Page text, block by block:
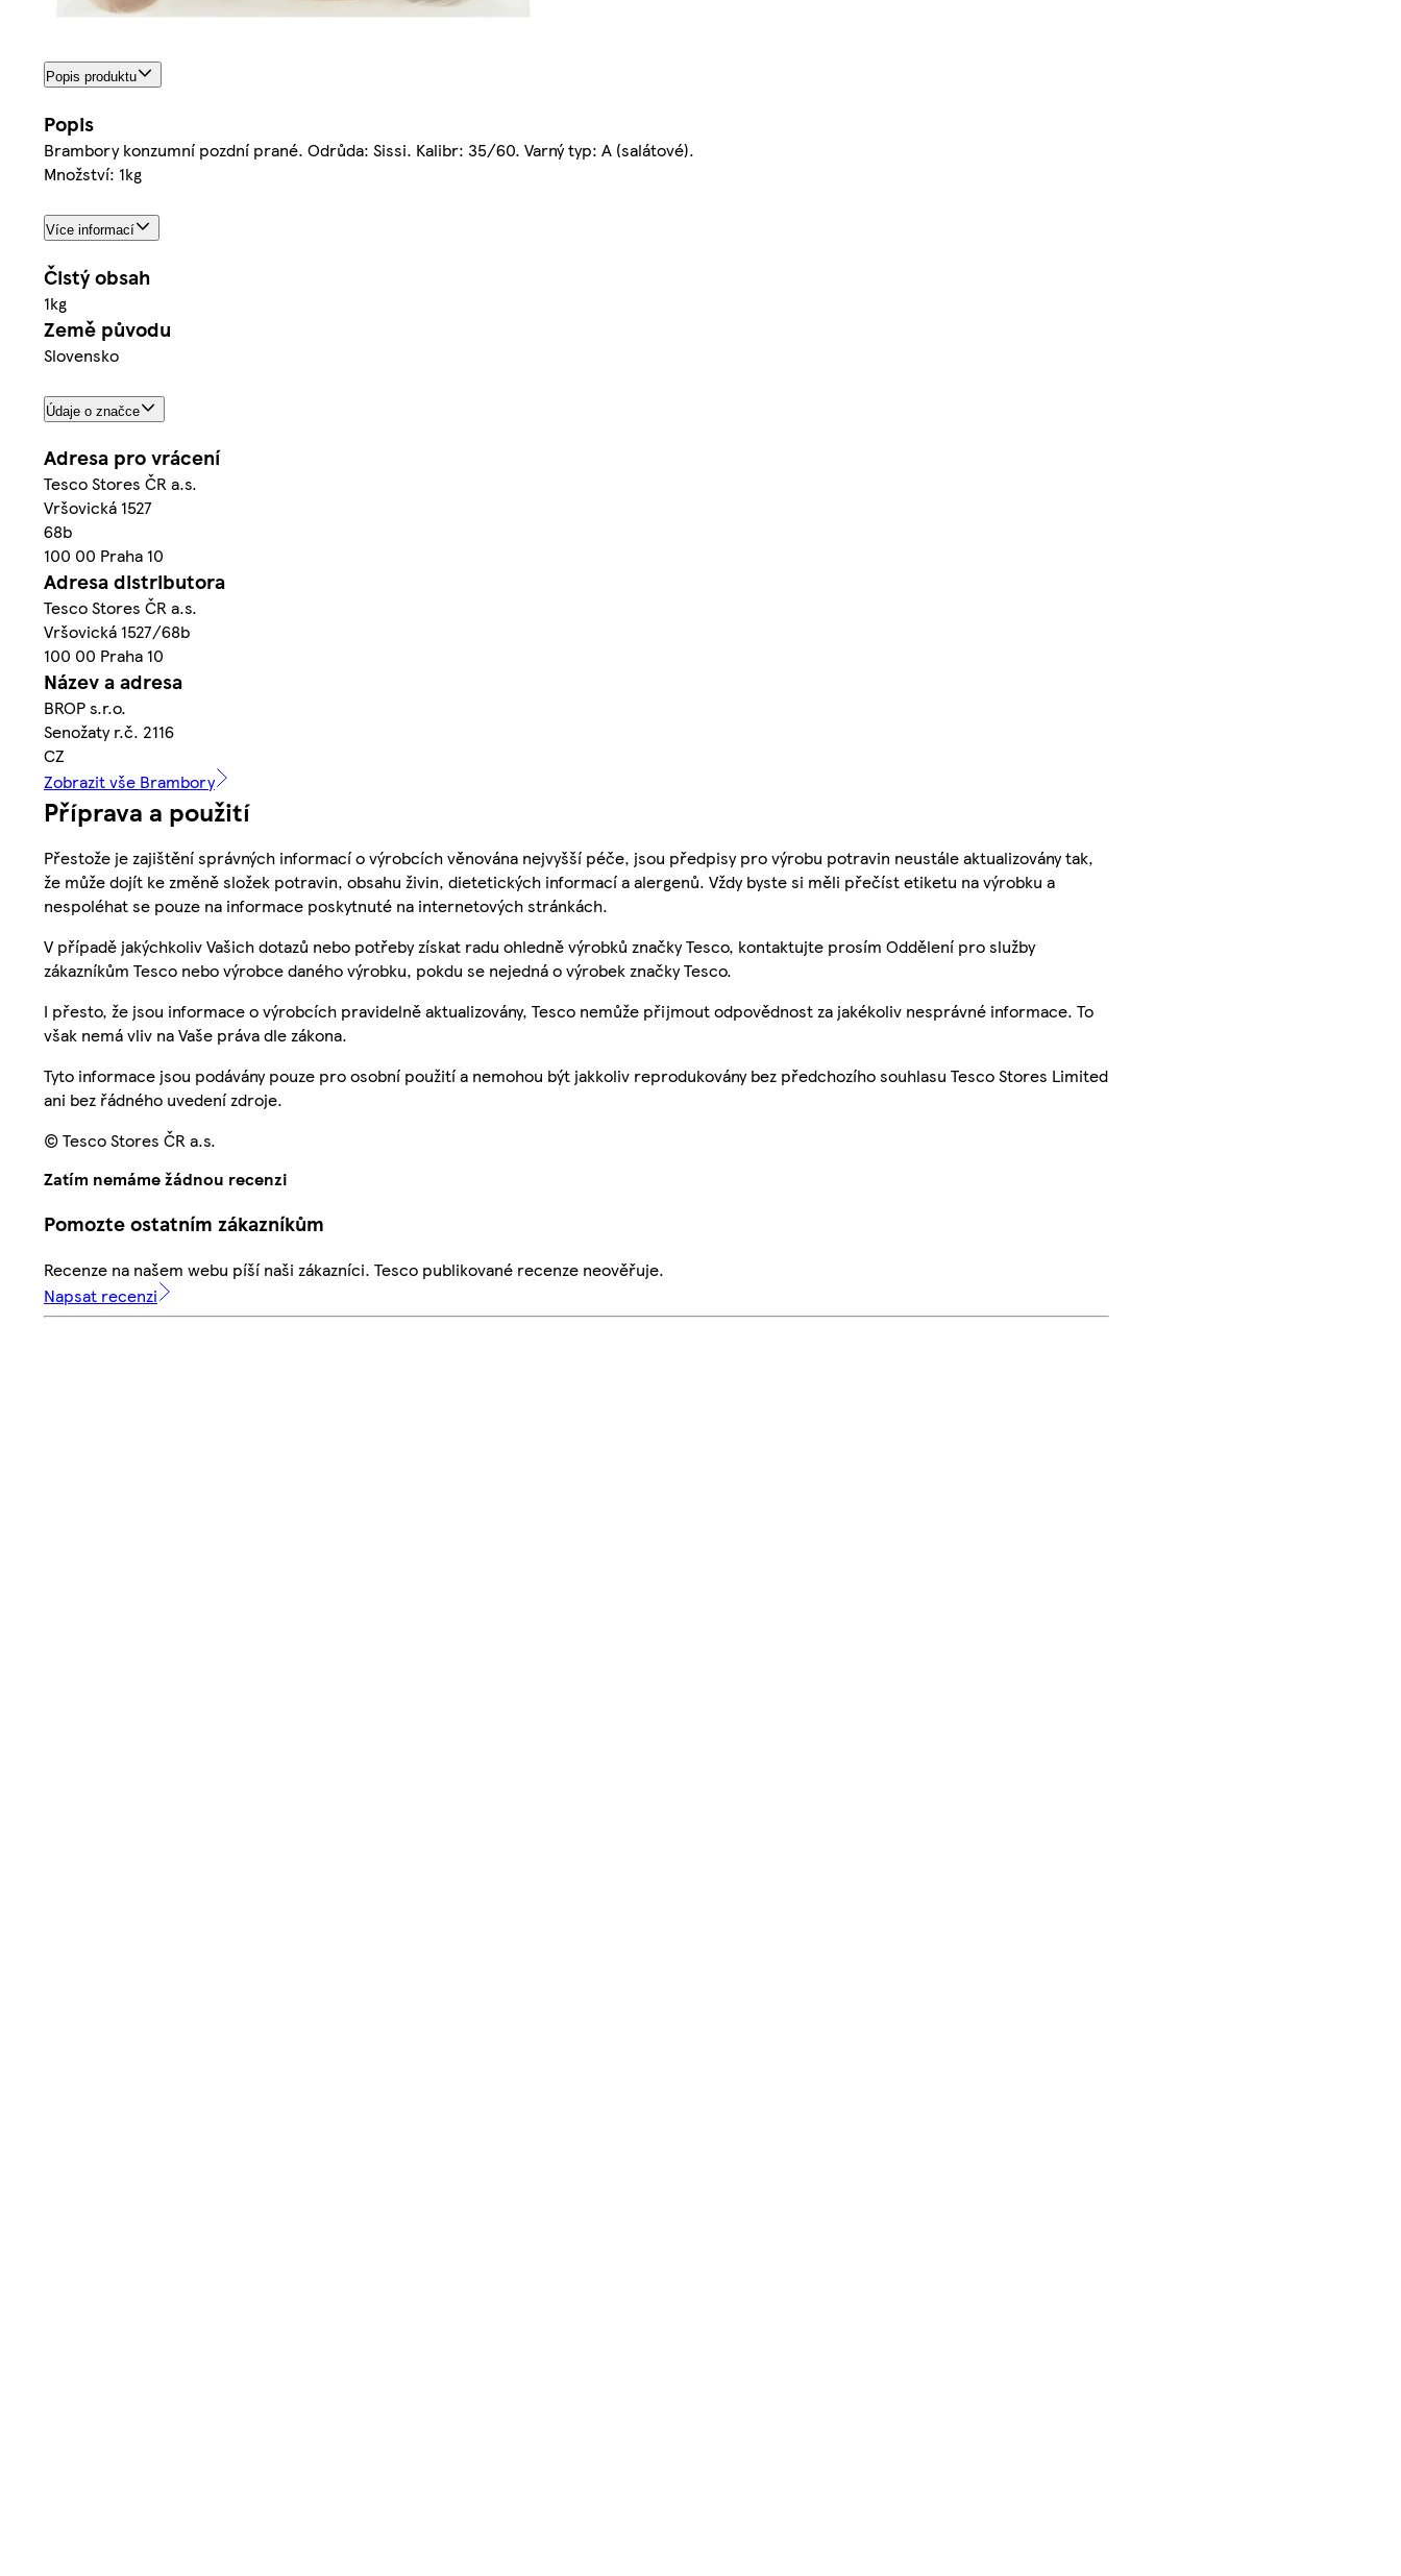
Popis produktu
Popis
Brambory konzumní pozdní prané. Odrůda: Sissi. Kalibr: 35/60. Varný typ: A (salátové).
Množství: 1kg
Více informací
Čistý obsah
1kg
Země původu
Slovensko
Údaje o značce
Adresa pro vrácení
Tesco Stores ČR a.s.
Vršovická 1527
68b
100 00 Praha 10
Adresa distributora
Tesco Stores ČR a.s.
Vršovická 1527/68b
100 00 Praha 10
Název a adresa
BROP s.r.o.
Senožaty r.č. 2116
CZ
Zobrazit vše Brambory
Příprava a použití
Přestože je zajištění správných informací o výrobcích věnována nejvyšší péče, jsou předpisy pro výrobu potravin neustále aktualizovány tak,
že může dojít ke změně složek potravin, obsahu živin, dietetických informací a alergenů. Vždy byste si měli přečíst etiketu na výrobku a
nespoléhat se pouze na informace poskytnuté na internetových stránkách.
V případě jakýchkoliv Vašich dotazů nebo potřeby získat radu ohledně výrobků značky Tesco, kontaktujte prosím Oddělení pro služby
zákazníkům Tesco nebo výrobce daného výrobku, pokdu se nejedná o výrobek značky Tesco.
I přesto, že jsou informace o výrobcích pravidelně aktualizovány, Tesco nemůže přijmout odpovědnost za jakékoliv nesprávné informace. To
však nemá vliv na Vaše práva dle zákona.
Tyto informace jsou podávány pouze pro osobní použití a nemohou být jakkoliv reprodukovány bez předchozího souhlasu Tesco Stores Limited
ani bez řádného uvedení zdroje.
© Tesco Stores ČR a.s.
Zatím nemáme žádnou recenzi
Pomozte ostatním zákazníkům
Recenze na našem webu píší naši zákazníci. Tesco publikované recenze neověřuje.
Napsat recenzi